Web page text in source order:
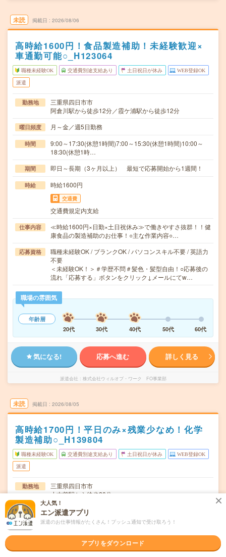
未読 掲載日 2026/08/06
高時給1600円！食品製造補助！未経験歓迎×
車通勤可能○_H123064
職種未経験OK 交通費別途支給あり 土日祝日が休み WEB登録OK
派遣
勤務地
三重県四日市市
阿倉川駅から徒歩12分／霞ケ浦駅から徒歩12分
曜日頻度 月～金／週5日勤務
時間
9:00～17:30(休憩1時間)7:00～15:30(休憩1時間)10:00～
18:30(休憩1時…
期間 即日～長期（3ヶ月以上） 最短で応募開始から1週間！
時給 時給1600円
交通費
交通費規定内支給
仕事内容
≪時給1600円×日勤×土日祝休み≫で働きやすさ抜群！！健
康食品の製造補助のお仕事！○主な作業内容○…
応募資格
職種未経験OK / ブランクOK / パソコンスキル不要 / 英語力
不要
＜未経験OK！＞＃学歴不問＃髪色・髪型自由！○応募後の
流れ「応募する」ボタンをクリック↓メールにてw…
職場の雰囲気
年齢層
20代
30代 40代 50代 60代
気になる! 応募へ進む 詳しく見る
派遣会社 株式会社ウィルオブ・ワーク FO事業部
未読 掲載日 2026/08/05
高時給1700円！平日のみ×残業少なめ！化学
製造補助○_H139804
職種未経験OK 交通費別途支給あり 土日祝日が休み WEB登録OK
派遣
勤務地
三重県四日市市
小古曽駅から徒歩20分
曜日頻度 月～金／週5日勤務
時間 8:30～17:15(休憩1時間)
即日～長期（3ヶ月以上） 最短で応募開始から1週間！
大人気！
エン派遣アプリ
派遣のお仕事情報がたくさん！プッシュ通知で受け取ろう！
アプリをダウンロード